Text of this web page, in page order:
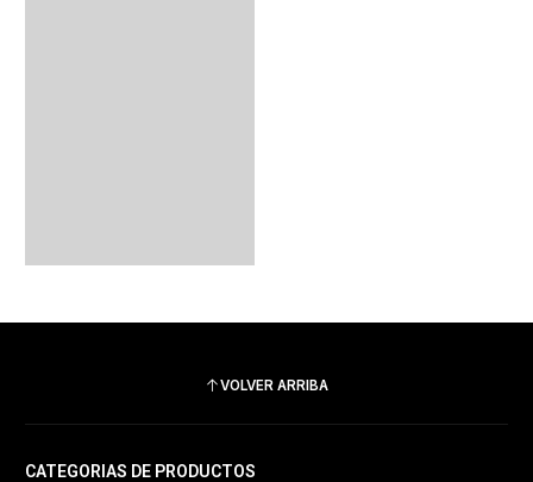
VOLVER ARRIBA
CATEGORIAS DE PRODUCTOS